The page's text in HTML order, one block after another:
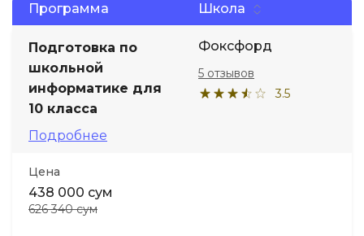
Программа Школа
Подготовка по
школьной
информатике для
10 класса
Подробнее
Фоксфорд
3.5
5 отзывов
Цена
438 000 сум
626 340 сум
Менеджмент
Иностранные языки
ДПО
Детям